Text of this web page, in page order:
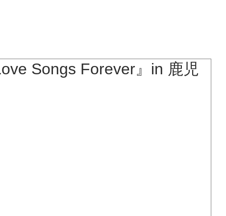
Songs Forever』in 鹿児